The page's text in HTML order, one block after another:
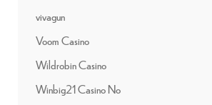
vivagun
Voom Casino
Wildrobin Casino
Winbig21 Casino No